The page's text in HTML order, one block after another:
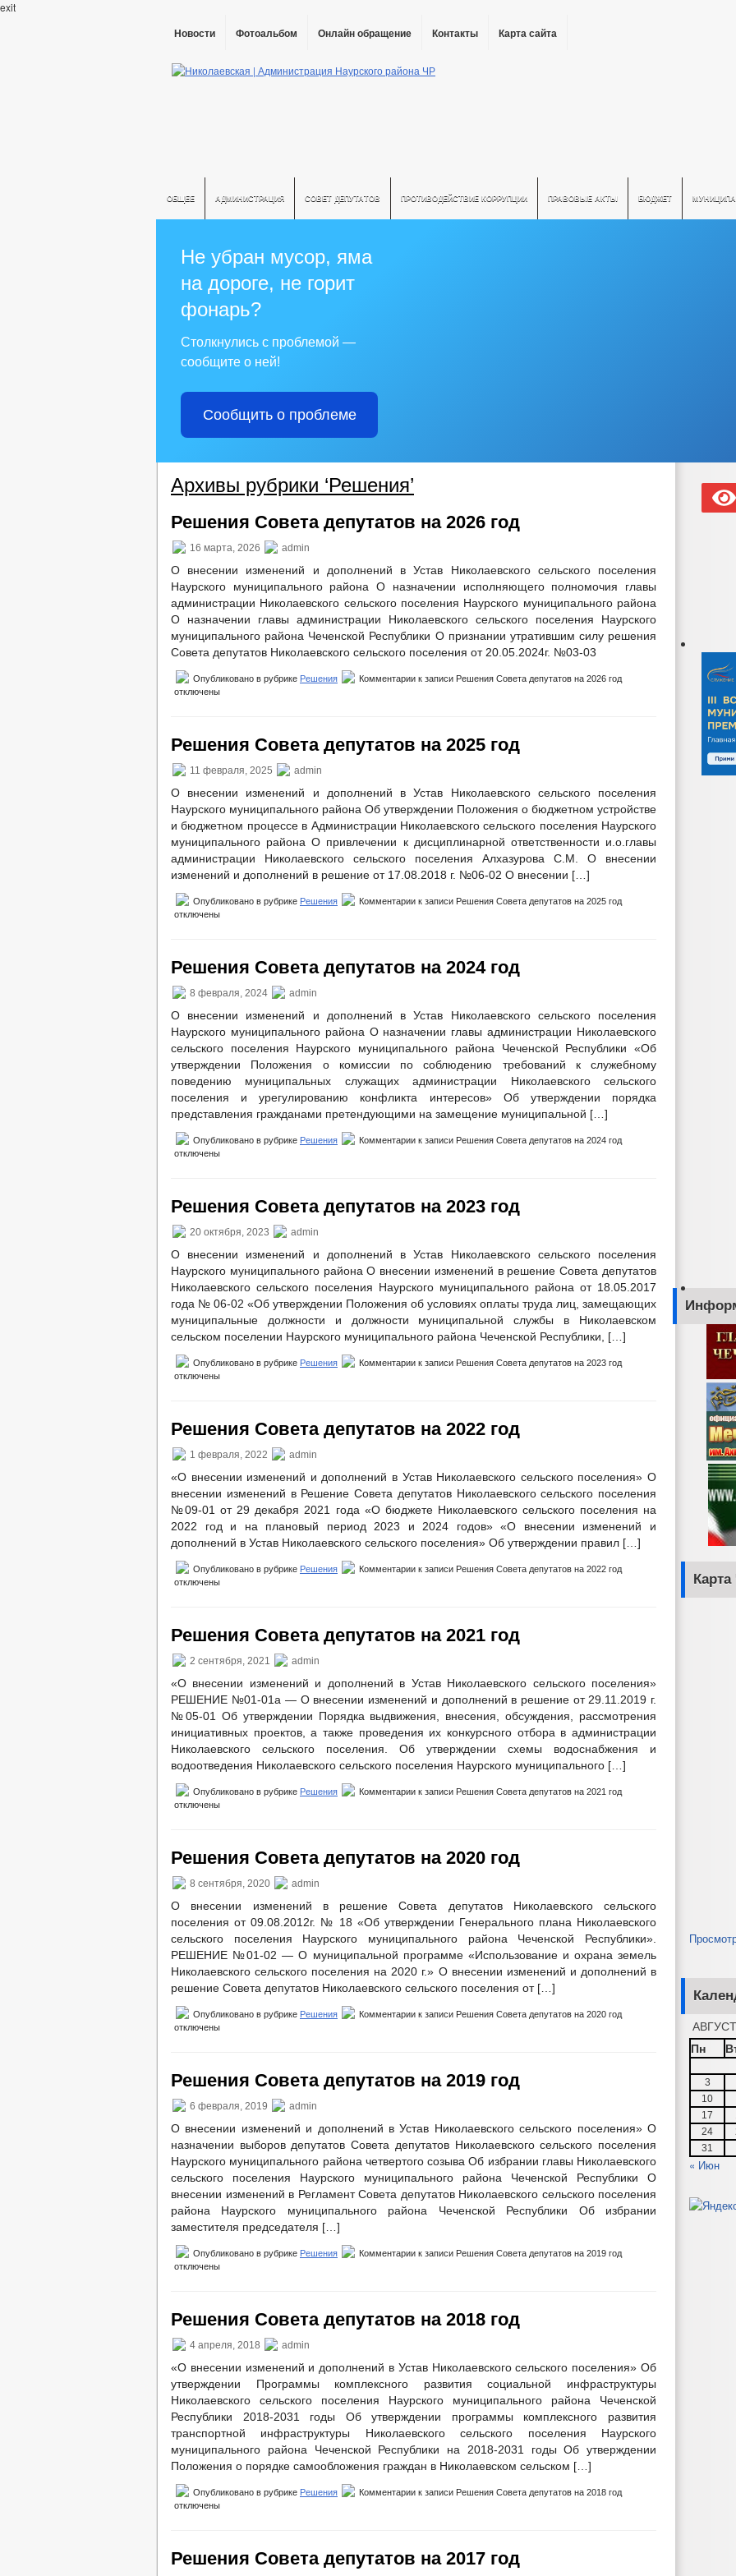
exit
Новости Фотоальбом Онлайн обращение Контакты Карта сайта
ОБЩЕЕ АДМИНИСТРАЦИЯ СОВЕТ ДЕПУТАТОВ ПРОТИВОДЕЙСТВИЕ КОРРУПЦИИ ПРАВОВЫЕ АКТЫ БЮДЖЕТ
Не убран мусор, яма
на дороге, не горит
фонарь?
Столкнулись с проблемой —
сообщите о ней!
Сообщить о проблеме
Архивы рубрики ‘Решения’
Решения Совета депутатов на 2026 год
16 марта, 2026 admin
О внесении изменений и дополнений в Устав Николаевского сельского поселения
Наурского муниципального района О назначении исполняющего полномочия главы
администрации Николаевского сельского поселения Наурского муниципального района
О назначении главы администрации Николаевского сельского поселения Наурского
муниципального района Чеченской Республики О признании утратившим силу решения
Совета депутатов Николаевского сельского поселения от 20.05.2024г. №03-03
Опубликовано в рубрике Решения Комментарии к записи Решения Совета депутатов на 2026 год
отключены
Решения Совета депутатов на 2025 год
11 февраля, 2025 admin
О внесении изменений и дополнений в Устав Николаевского сельского поселения
Наурского муниципального района Об утверждении Положения о бюджетном устройстве
и бюджетном процессе в Администрации Николаевского сельского поселения Наурского
муниципального района О привлечении к дисциплинарной ответственности и.о.главы
администрации Николаевского сельского поселения Алхазурова С.М. О внесении
изменений и дополнений в решение от 17.08.2018 г. №06-02 О внесении […]
Опубликовано в рубрике Решения Комментарии к записи Решения Совета депутатов на 2025 год
отключены
Решения Совета депутатов на 2024 год
8 февраля, 2024 admin
О внесении изменений и дополнений в Устав Николаевского сельского поселения
Наурского муниципального района О назначении главы администрации Николаевского
сельского поселения Наурского муниципального района Чеченской Республики «Об
утверждении Положения о комиссии по соблюдению требований к служебному
поведению муниципальных служащих администрации Николаевского сельского
поселения и урегулированию конфликта интересов» Об утверждении порядка
представления гражданами претендующими на замещение муниципальной […]
Опубликовано в рубрике Решения Комментарии к записи Решения Совета депутатов на 2024 год
отключены
Решения Совета депутатов на 2023 год
20 октября, 2023 admin
О внесении изменений и дополнений в Устав Николаевского сельского поселения
Наурского муниципального района О внесении изменений в решение Совета депутатов
Николаевского сельского поселения Наурского муниципального района от 18.05.2017
года № 06-02 «Об утверждении Положения об условиях оплаты труда лиц, замещающих
муниципальные должности и должности муниципальной службы в Николаевском
сельском поселении Наурского муниципального района Чеченской Республики, […]
Опубликовано в рубрике Решения Комментарии к записи Решения Совета депутатов на 2023 год
отключены
Решения Совета депутатов на 2022 год
1 февраля, 2022 admin
«О внесении изменений и дополнений в Устав Николаевского сельского поселения» О
внесении изменений в Решение Совета депутатов Николаевского сельского поселения
№09-01 от 29 декабря 2021 года «О бюджете Николаевского сельского поселения на
2022 год и на плановый период 2023 и 2024 годов» «О внесении изменений и
дополнений в Устав Николаевского сельского поселения» Об утверждении правил […]
Опубликовано в рубрике Решения Комментарии к записи Решения Совета депутатов на 2022 год
отключены
Решения Совета депутатов на 2021 год
2 сентября, 2021 admin
«О внесении изменений и дополнений в Устав Николаевского сельского поселения»
РЕШЕНИЕ №01-01а — О внесении изменений и дополнений в решение от 29.11.2019 г.
№05-01 Об утверждении Порядка выдвижения, внесения, обсуждения, рассмотрения
инициативных проектов, а также проведения их конкурсного отбора в администрации
Николаевского сельского поселения. Об утверждении схемы водоснабжения и
водоотведения Николаевского сельского поселения Наурского муниципального […]
Опубликовано в рубрике Решения Комментарии к записи Решения Совета депутатов на 2021 год
отключены
Решения Совета депутатов на 2020 год
8 сентября, 2020 admin
О внесении изменений в решение Совета депутатов Николаевского сельского
поселения от 09.08.2012г. № 18 «Об утверждении Генерального плана Николаевского
сельского поселения Наурского муниципального района Чеченской Республики».
РЕШЕНИЕ №01-02 — О муниципальной программе «Использование и охрана земель
Николаевского сельского поселения на 2020 г.» О внесении изменений и дополнений в
решение Совета депутатов Николаевского сельского поселения от […]
Опубликовано в рубрике Решения Комментарии к записи Решения Совета депутатов на 2020 год
отключены
Решения Совета депутатов на 2019 год
6 февраля, 2019 admin
О внесении изменений и дополнений в Устав Николаевского сельского поселения» О
назначении выборов депутатов Совета депутатов Николаевского сельского поселения
Наурского муниципального района четвертого созыва Об избрании главы Николаевского
сельского поселения Наурского муниципального района Чеченской Республики О
внесении изменений в Регламент Совета депутатов Николаевского сельского поселения
района Наурского муниципального района Чеченской Республики Об избрании
заместителя председателя […]
Опубликовано в рубрике Решения Комментарии к записи Решения Совета депутатов на 2019 год
отключены
Решения Совета депутатов на 2018 год
4 апреля, 2018 admin
«О внесении изменений и дополнений в Устав Николаевского сельского поселения» Об
утверждении Программы комплексного развития социальной инфраструктуры
Николаевского сельского поселения Наурского муниципального района Чеченской
Республики 2018-2031 годы Об утверждении программы комплексного развития
транспортной инфраструктуры Николаевского сельского поселения Наурского
муниципального района Чеченской Республики на 2018-2031 годы Об утверждении
Положения о порядке самообложения граждан в Николаевском сельском […]
Опубликовано в рубрике Решения Комментарии к записи Решения Совета депутатов на 2018 год
отключены
Решения Совета депутатов на 2017 год
Пн
3
10
17
24
31
« Июн